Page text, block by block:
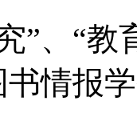
”、“教
书情报